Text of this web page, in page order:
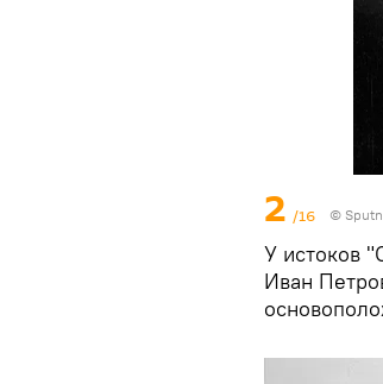
2 /16 ©
У истоков
Иван